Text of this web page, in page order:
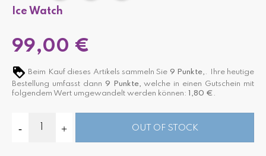
Ice Watch
99,00 €
Beim Kauf dieses Artikels sammeln Sie 9 Punkte, . Ihre heutige
Bestellung umfasst dann 9 Punkte, welche in einen Gutschein mit
folgendem Wert umgewandelt werden können: 1,80 € .
OUT OF STOCK